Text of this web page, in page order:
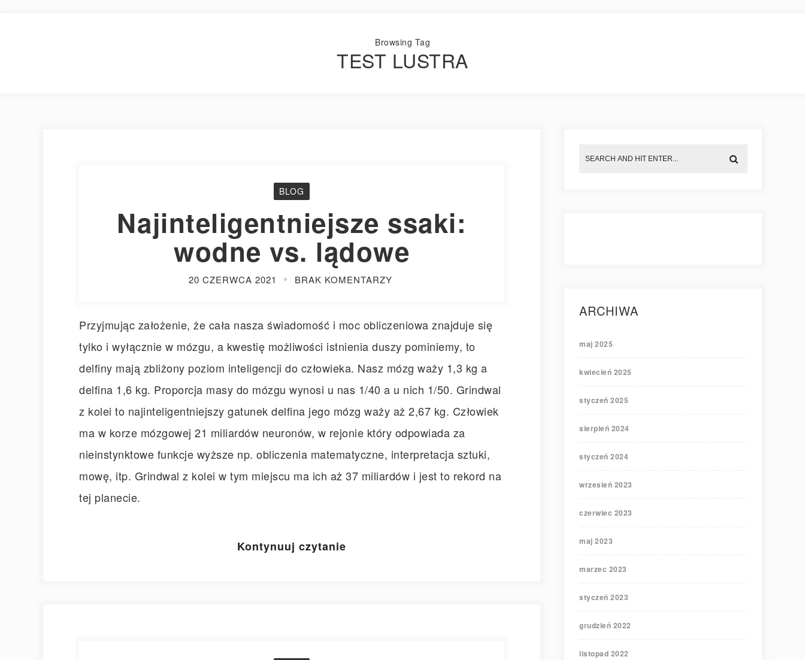
Browsing Tag
TEST LUSTRA
BLOG
Najinteligentniejsze ssaki:
wodne vs. lądowe
20 CZERWCA 2021 BRAK KOMENTARZY
Przyjmując założenie, że cała nasza świadomość i moc obliczeniowa znajduje się
tylko i wyłącznie w mózgu, a kwestię możliwości istnienia duszy pominiemy, to
delfiny mają zbliżony poziom inteligencji do człowieka. Nasz mózg waży 1,3 kg a
delfina 1,6 kg. Proporcja masy do mózgu wynosi u nas 1/40 a u nich 1/50. Grindwal
z kolei to najinteligentniejszy gatunek delfina jego mózg waży aż 2,67 kg. Człowiek
ma w korze mózgowej 21 miliardów neuronów, w rejonie który odpowiada za
nieinstynktowe funkcje wyższe np. obliczenia matematyczne, interpretacja sztuki,
mowę, itp. Grindwal z kolei w tym miejscu ma ich aż 37 miliardów i jest to rekord na
tej planecie.
Kontynuuj czytanie
ARCHIWA
maj 2025
kwiecień 2025
styczeń 2025
sierpień 2024
styczeń 2024
wrzesień 2023
czerwiec 2023
maj 2023
marzec 2023
styczeń 2023
grudzień 2022
listopad 2022